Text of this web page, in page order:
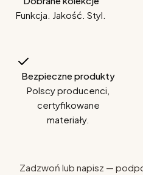
Funkcja. Jakość. Styl.
Bezpieczne produkty
Polscy producenci,
certyfikowane
materiały.
Zadzwoń lub napisz —